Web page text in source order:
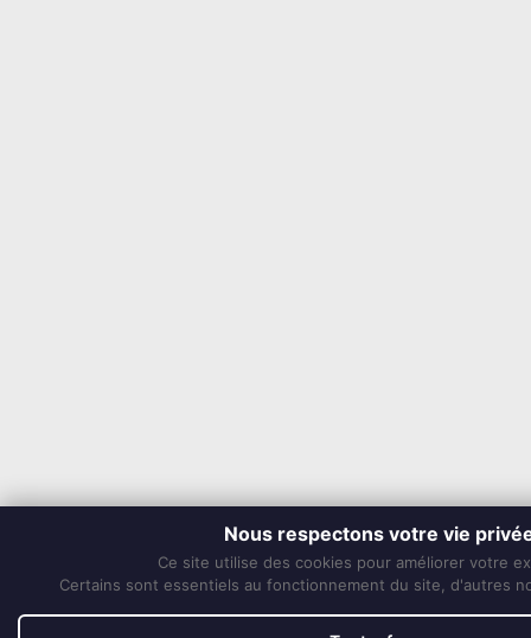
Nous respectons votre vie
Ce site utilise des cookies pour améliorer votre
Certains sont essentiels au fonctionnement du site, d'autres